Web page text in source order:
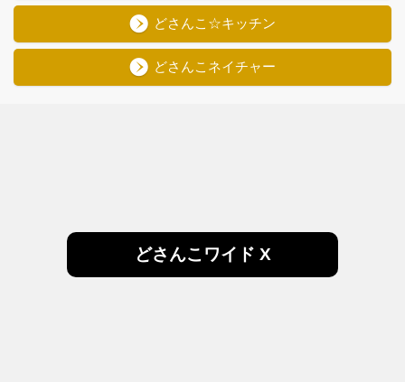
どさんこ☆キッチン
どさんこネイチャー
どさんこワイド X